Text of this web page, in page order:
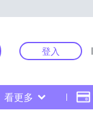
登入
看更多